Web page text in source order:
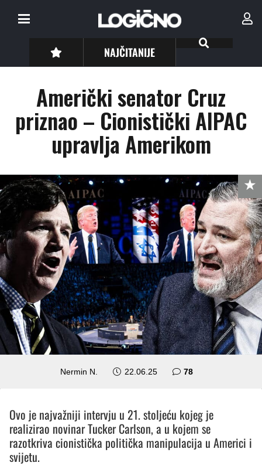
NAJČITANIJE
Američki senator Cruz
priznao – Cionistički AIPAC
upravlja Amerikom
Nermin N. 22.06.25 78komentara
Ovo je najvažniji intervju u 21. stoljeću kojeg je
realizirao novinar Tucker Carlson, a u kojem se
razotkriva cionistička politička manipulacija u Americi i
svijetu.